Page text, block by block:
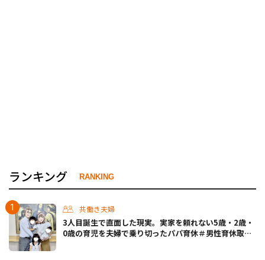
ランキング RANKING
共働き夫婦
3人目誕生で直面した現実。実家を頼れない5歳・2歳・
0歳の育児を夫婦で乗り切ったパパ育休＃男性育休取っ